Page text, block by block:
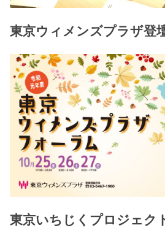
東京ウィメンズプラザ登
東京いちじくプロジェク